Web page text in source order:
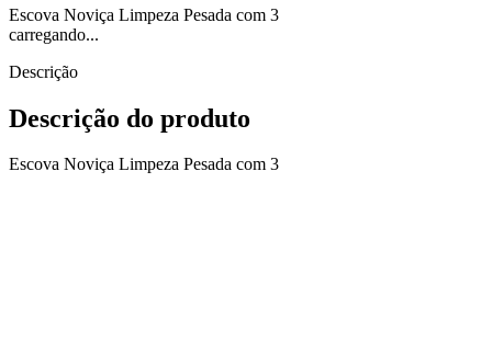
Escova Noviça Limpeza Pesada com 3
carregando...
Descrição
Descrição do produto
Escova Noviça Limpeza Pesada com 3